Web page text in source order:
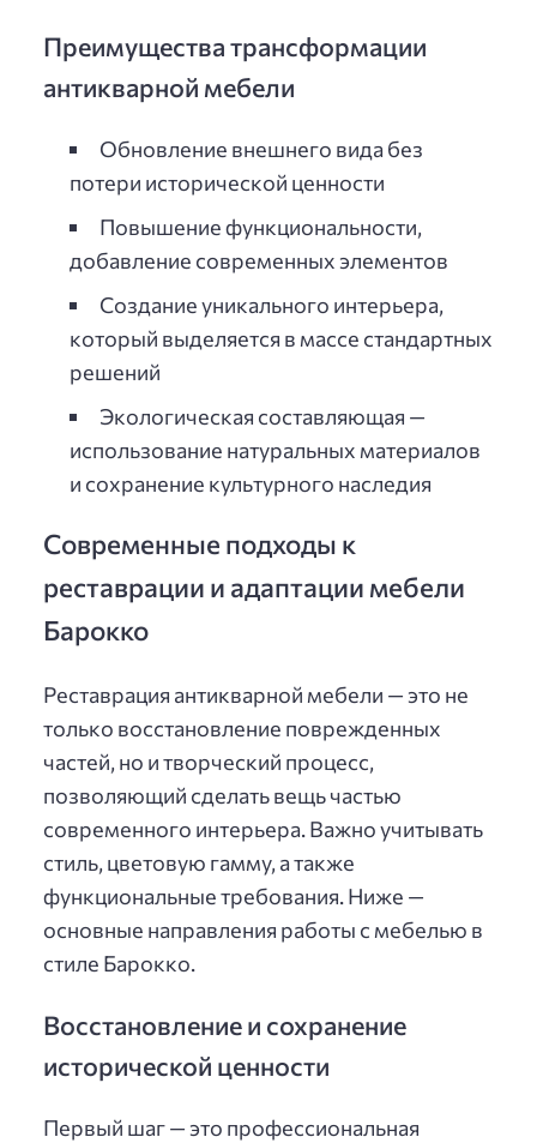
Преимущества трансформации
антикварной мебели
Обновление внешнего вида без
потери исторической ценности
Повышение функциональности,
добавление современных элементов
Создание уникального интерьера,
который выделяется в массе стандартных
решений
Экологическая составляющая —
использование натуральных материалов
и сохранение культурного наследия
Современные подходы к
реставрации и адаптации мебели
Барокко
Реставрация антикварной мебели — это не
только восстановление поврежденных
частей, но и творческий процесс,
позволяющий сделать вещь частью
современного интерьера. Важно учитывать
стиль, цветовую гамму, а также
функциональные требования. Ниже —
основные направления работы с мебелью в
стиле Барокко.
Восстановление и сохранение
исторической ценности
Первый шаг — это профессиональная